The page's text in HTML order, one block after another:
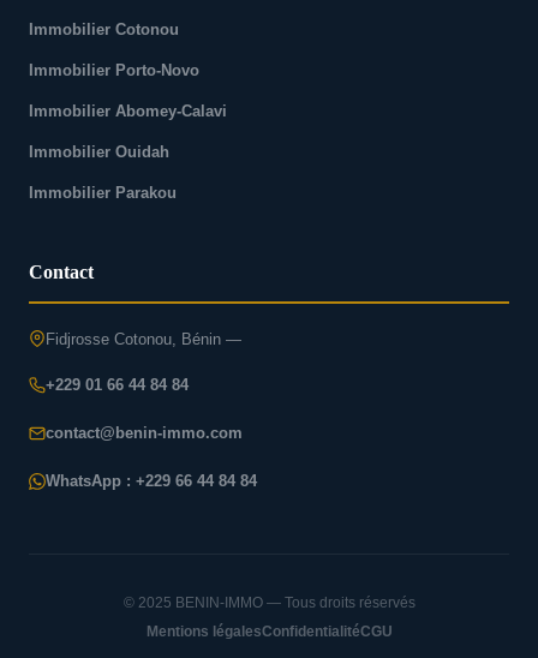
Immobilier Cotonou
Immobilier Porto-Novo
Immobilier Abomey-Calavi
Immobilier Ouidah
Immobilier Parakou
Contact
Fidjrosse Cotonou, Bénin —
+229 01 66 44 84 84
contact@benin-immo.com
WhatsApp : +229 66 44 84 84
© 2025 BENIN-IMMO — Tous droits réservés
Mentions légalesConfidentialitéCGU